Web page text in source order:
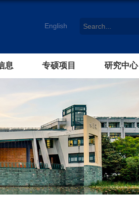
English
息 专硕项目 研究中心